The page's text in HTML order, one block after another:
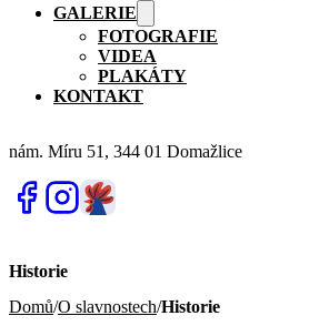
GALERIE
FOTOGRAFIE
VIDEA
PLAKÁTY
KONTAKT
nám. Míru 51, 344 01 Domažlice
Historie
Domů/O slavnostech/Historie